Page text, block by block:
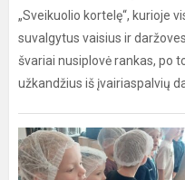
„Sveikuolio kortelę“, kurioje
suvalgytus vaisius ir
švariai nusiplovė rankas, po
užkandžius iš įvairiaspalvių